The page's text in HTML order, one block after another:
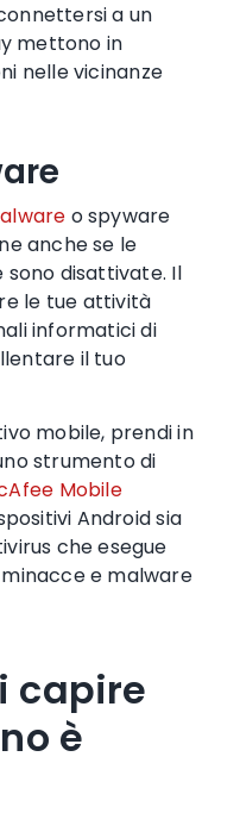
a un
mettono in
nelle vicinanze
ospyware
anche se le
sono disattivate. Il
le tue attività
informatici di
il tuo
mobile, prendi in
strumento di
Mobile
Androidsia
che esegue
e malware
capire
è